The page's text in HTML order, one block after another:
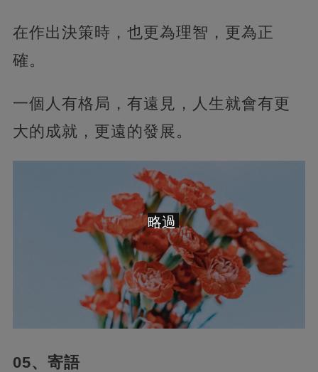
在作出決策時，也更為理智，更為正
確。
一個人有格局，有遠見，人生就會有更
大的成就，更遠的發展。
05、寄語
略過